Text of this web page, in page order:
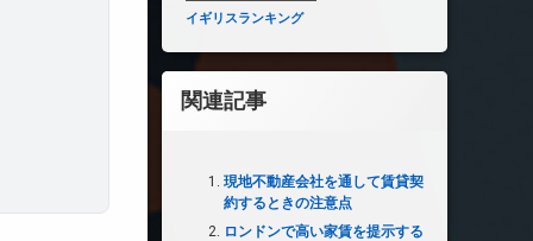
イギリスランキング
関連記事
現地不動産会社を通して賃貸契
約するときの注意点
ロンドンで高い家賃を提示する